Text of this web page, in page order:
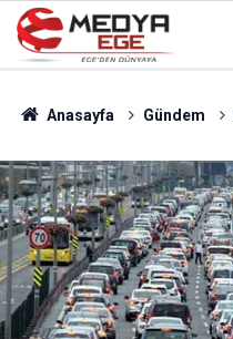
Anasayfa Gündem